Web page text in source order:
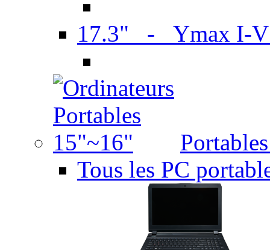
17.3" - Ymax I-
Tous les PC